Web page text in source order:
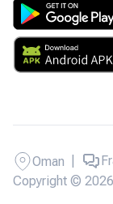
Copyright ©
Oman